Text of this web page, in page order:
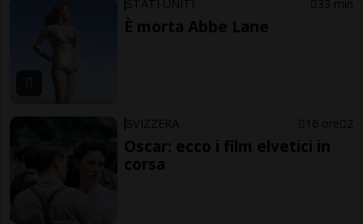
STATI UNITI 33 min
È morta Abbe Lane
SVIZZERA 16 ore 2
Oscar: ecco i film elvetici in
corsa